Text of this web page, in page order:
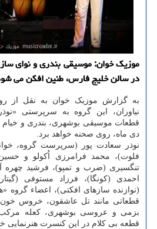
موزیک خوان: موسیقی بندری و نوای
در سالن خلیج فارس، طنین افکن می
به گزارش موزیک خوان به نقل از
نیاوران، این گروه به سرپرستی
دی ماه، روی صحنه خواهد برد.
نوذر سعادت پور (سرپرست گروه،
فلوت)، محمد فرامرزی اُکولو و حسین
تنگسیری (ضرب و تمپو)، فرشید چهره
احمدی (کونگا)، فرزاد مستوفی
(نوازنده سازهای افکتی)، اعضاء گروه
قطعاتی مانند تل عاشقون، خروس خون،
بزمی و عروسی بوشهری، کعله مرکب
قطعه بی کلام در این کنسرت هنرنمایی